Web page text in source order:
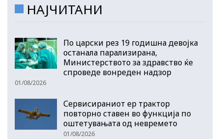
НАЈЧИТАНИ
По царски рез 19 годишна девојка
останала парализирана,
Министерството за здравство ќе
спроведе вонреден надзор
01/08/2026
Сервисираниот ер трактор
повторно ставен во функција по
оштетувањата од невремето
01/08/2026